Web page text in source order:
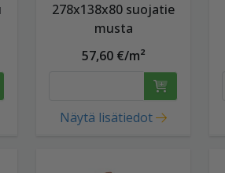
278x138x80 suojatie
musta
57,60 €/m²
Näytä lisätiedot